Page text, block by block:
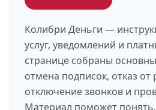
Колибри Деньги —
услуг, уведомлений и
странице собраны
отмена подписок, отказ от
отключение звонков и
Материал поможет